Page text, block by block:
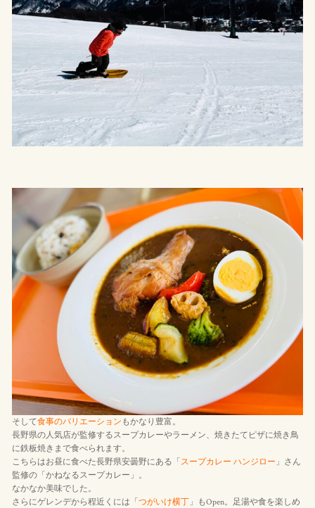
そして食事のバリエーション もかなり豊富。
長野県の人気店が監修するスープカレーやラーメン、焼きたてピザに焼き鳥
に鉄板焼きまで食べられます。
こちらはお昼に食べた長野県安曇野にある「スープカレー ハンジロー 」さん
監修の「かねなるスープカレー」。
なかなか美味でした。
さらにゲレンデから程近くには「つがいけ横丁」もOpen。足湯や食を楽しめ